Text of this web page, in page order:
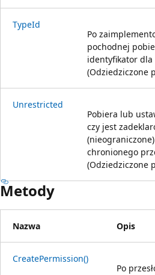
TypeId
Po
pochodnej
identyfikator dla
(Odziedziczone
Unrestricted
Pobiera lub
czy jest
chronionego
(Odziedziczone
Metody
Nazwa Opis
CreatePermission()
Po